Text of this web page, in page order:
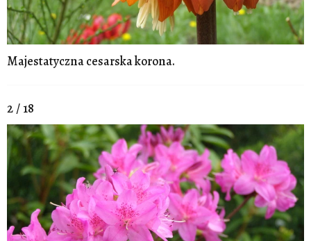
Majestatyczna cesarska korona.
2 / 18